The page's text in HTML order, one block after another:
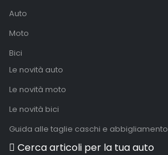
Auto
Moto
Bici
Le novità auto
Le novità moto
Le novità bici
Guida alle taglie caschi e abbigliamento
Cerca articoli per la tua auto